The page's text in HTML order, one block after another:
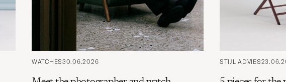
WATCHES30.06.2026 STIJL ADVIES